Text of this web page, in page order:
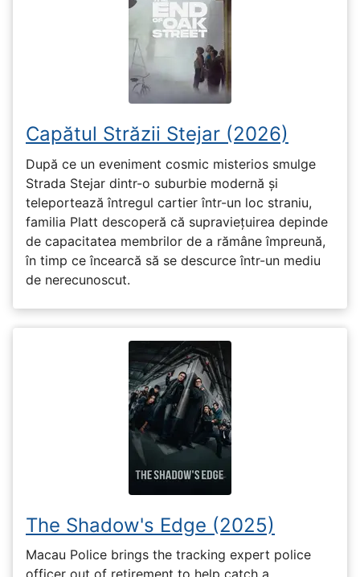
Capătul Străzii Stejar (2026)
După ce un eveniment cosmic misterios smulge
Strada Stejar dintr-o suburbie modernă și
teleportează întregul cartier într-un loc straniu,
familia Platt descoperă că supraviețuirea depinde
de capacitatea membrilor de a rămâne împreună,
în timp ce încearcă să se descurce într-un mediu
de nerecunoscut.
The Shadow's Edge (2025)
Macau Police brings the tracking expert police